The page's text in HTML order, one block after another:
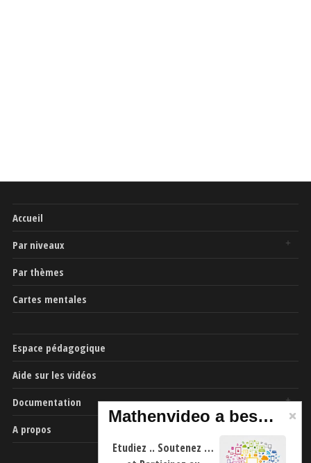
Accueil
Par niveaux
Par thèmes
Cartes mentales
Espace pédagogique
Aide sur les vidéos
Documentation
A propos
Mathenvideo a besoin de vous
Etudiez .. Soutenez …